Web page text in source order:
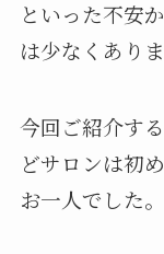
といった不安
は少なくありま
今回ご紹介す
どサロンは初
お一人でした。